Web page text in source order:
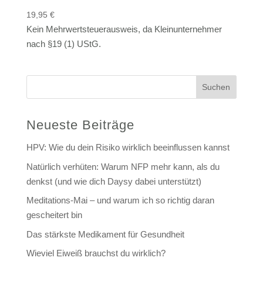
19,95 €
Kein Mehrwertsteuerausweis, da Kleinunternehmer
nach §19 (1) UStG.
Suchen
Neueste Beiträge
HPV: Wie du dein Risiko wirklich beeinflussen kannst
Natürlich verhüten: Warum NFP mehr kann, als du
denkst (und wie dich Daysy dabei unterstützt)
Meditations-Mai – und warum ich so richtig daran
gescheitert bin
Das stärkste Medikament für Gesundheit
Wieviel Eiweiß brauchst du wirklich?